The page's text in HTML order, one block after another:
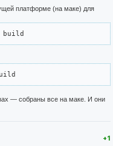
платформе (на маке) для
build
— собраны все на маке. И они
+1